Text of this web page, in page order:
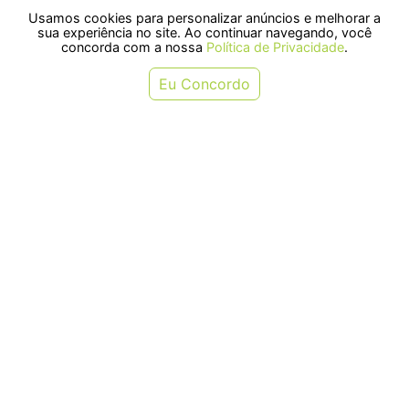
Usamos cookies para personalizar anúncios e melhorar a
sua experiência no site. Ao continuar navegando, você
concorda com a nossa Política de Privacidade.
Eu Concordo
SELOS
Rua Pre. Frederico Hardt, 119 - Centro, Indaial - SC, 89080-018